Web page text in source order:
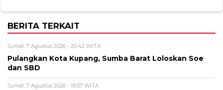
BERITA TERKAIT
Jumat, 7 Agustus 2026 - 20:42 WITA
Pulangkan Kota Kupang, Sumba Barat Loloskan Soe
dan SBD
Jumat, 7 Agustus 2026 - 19:57 WITA